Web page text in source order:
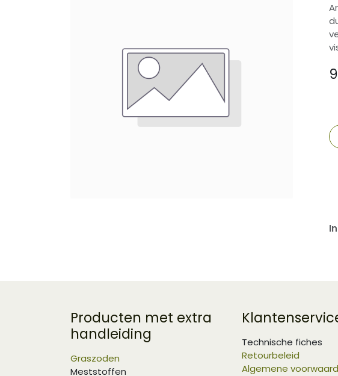
Producten met extra
handleiding
Graszoden
Meststoffen
Technische fiches
Retourbeleid
Algemene